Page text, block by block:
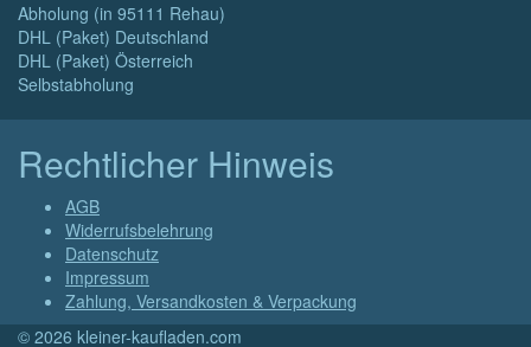
Abholung (in 95111 Rehau)
DHL (Paket) Deutschland
DHL (Paket) Österreich
Selbstabholung
Rechtlicher Hinweis
AGB
Widerrufsbelehrung
Datenschutz
Impressum
Zahlung, Versandkosten & Verpackung
© 2026 kleiner-kaufladen.com